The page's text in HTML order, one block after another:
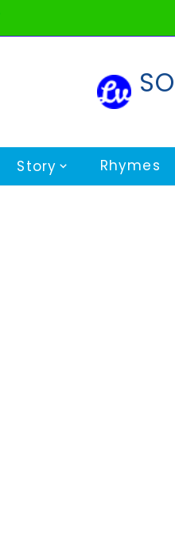
Story Rhymes